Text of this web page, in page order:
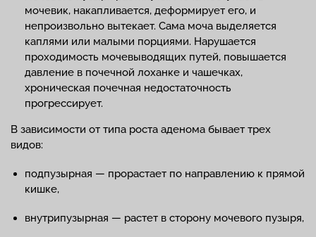
мочевик, накапливается, деформирует его, и
непроизвольно вытекает. Сама моча выделяется
каплями или малыми порциями. Нарушается
проходимость мочевыводящих путей, повышается
давление в почечной лоханке и чашечках,
хроническая почечная недостаточность
прогрессирует.
В зависимости от типа роста аденома бывает трех
видов:
подпузырная — прорастает по направлению к прямой
кишке,
внутрипузырная — растет в сторону мочевого пузыря,